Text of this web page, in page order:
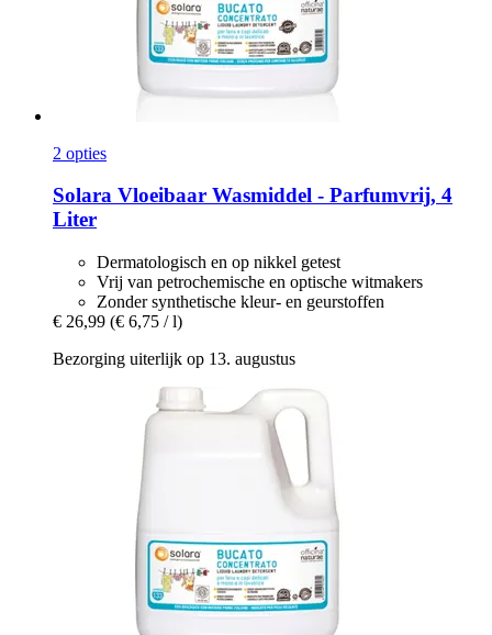
2 opties
Solara Vloeibaar Wasmiddel -​ Parfumvrij, 4
Liter
Dermatologisch en op nikkel getest
Vrij van petrochemische en optische witmakers
Zonder synthetische kleur- en geurstoffen
€ 26,99 (€ 6,75 / l)
Bezorging uiterlijk op 13. augustus